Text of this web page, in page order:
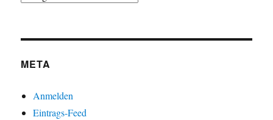
META
Anmelden
Eintrags-Feed